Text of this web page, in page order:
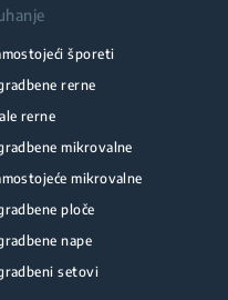
šporeti
rerne
rerne
mikrovalne
mikrovalne
ploče
nape
setovi